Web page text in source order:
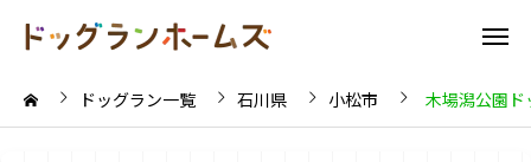
ドッグラン一覧 石川県 小松市 木場潟公園